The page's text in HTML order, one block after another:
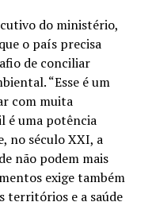
do ministério,
o país precisa
de conciliar
“Esse é um
com muita
é uma potência
no século XXI, a
não podem mais
exige também
territórios e a saúde